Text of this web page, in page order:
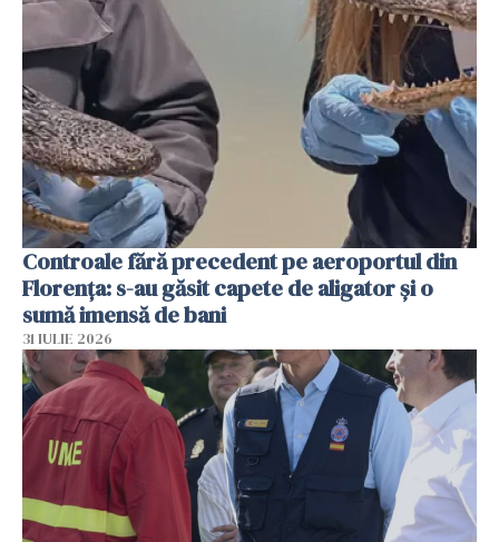
Controale fără precedent pe aeroportul din
Florența: s-au găsit capete de aligator și o
sumă imensă de bani
31 IULIE 2026